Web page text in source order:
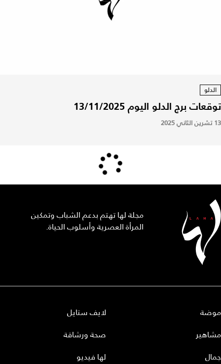
الدلو
توقعات برج الدلو اليوم 13/11/2025
13 تشرين الثاني 2025
مجلة لها تهتم بدعم الشباب وتمكين
المرأة العصرية وأسلوب الحياة.
موضة
مشاهير
جمال
لايف ستايل
صحة ورشاقة
لها فيديو